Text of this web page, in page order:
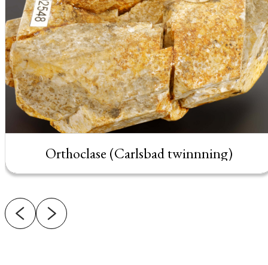
Orthoclase (Carlsbad twinnning)